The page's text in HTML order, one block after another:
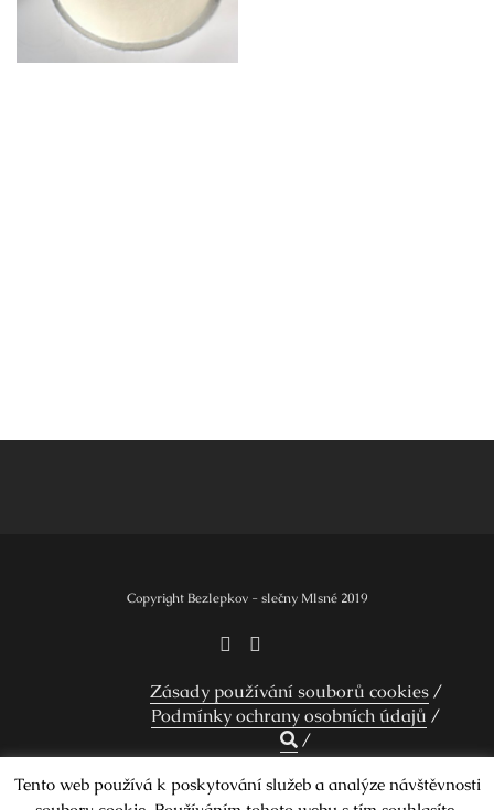
Copyright Bezlepkov - slečny Mlsné 2019
Zásady používání souborů cookies
Podmínky ochrany osobních údajů
Tento web používá k poskytování služeb a analýze návštěvnosti